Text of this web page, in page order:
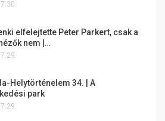
elfelejtette Peter Parkert, csak a
nem |…
Helytörténelem 34. | A
park